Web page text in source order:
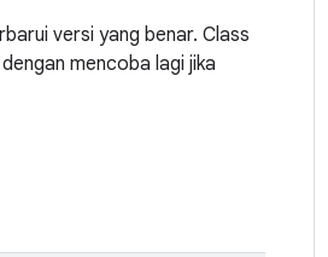
versi yang benar. Class
mencoba lagi jika